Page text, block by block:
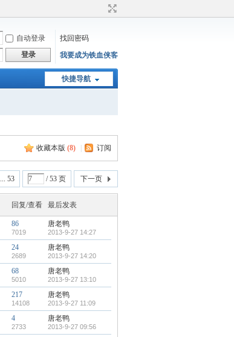
自动登录
找回密码
登录 我要成为铁血侠客
快捷导航
收藏本版 (8) 订阅
... 53 / 53 页 下一页
回复/查看 最后发表
86
7019
唐老鸭
2013-9-27 14:27
24
2689
唐老鸭
2013-9-27 14:20
68
5010
唐老鸭
2013-9-27 13:10
217
14108
唐老鸭
2013-9-27 11:09
4
2733
唐老鸭
2013-9-27 09:56